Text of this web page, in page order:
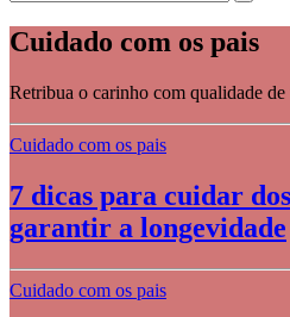
Cuidado com os pais
Retribua o carinho com qualidade de
Cuidado com os pais
7 dicas para cuidar
garantir a longevidade
Cuidado com os pais